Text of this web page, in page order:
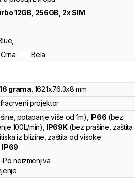
12GB, 256GB, 2x SIM
Crna Bela
grama 162.1x76.3x8 mm
projektor
potapanje više od 1m) IP66 (bez
100L/min) IP69K (bez prašine, zaštita
iz blizine, zaštita od visoke
IP69
Po neizmenjiva